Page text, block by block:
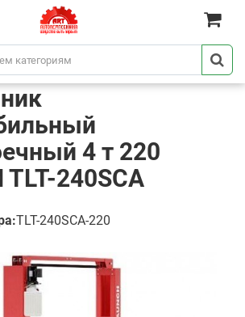
4 т 220
TLT-240SCA
TLT-240SCA-220